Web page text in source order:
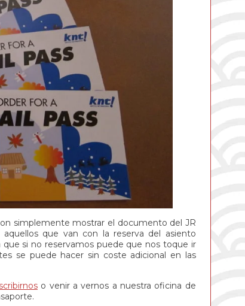
simplemente mostrar el documento del JR
aquellos que van con la reserva del asiento
si no reservamos puede que nos toque ir
se puede hacer sin coste adicional en las
o venir a vernos a nuestra oficina de